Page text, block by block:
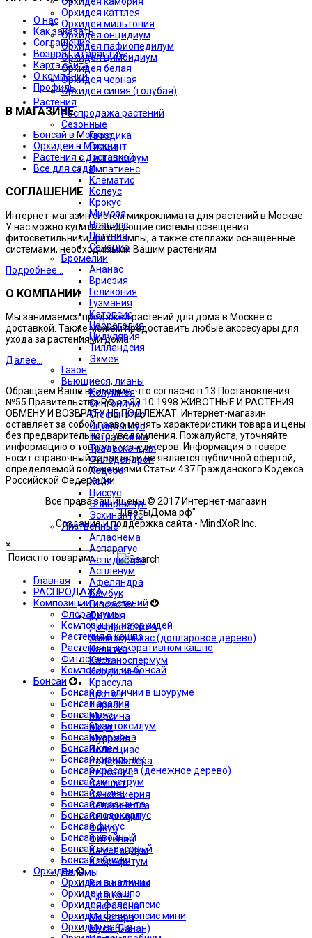
Орхидея каттлея
Орхидея мильтония
Орхидея онцидиум
Орхидея пафиопедилум
Орхидея цимбидиум
Орхидея белая
Орхидея черная
Орхидея синяя (голубая)
Растения
Распродажа растений
Сезонные
Гвоздика
Гиацинт
Гиппеаструм
Импатиенс
Клематис
Колеус
Крокус
Мимоза
Нарцисс
Петуния
Сенецио
Бромелии
Ананас
Вриезия
Геликония
Гузмания
Катопсис
Неорегелия
Нидулярия
Тилландсия
Эхмея
Газон
Вьющиеся, лианы
Колумнея
Сингониум
Стефанотис
Сциндапсус
Тетрастигма
Традесканция
Филодендрон
Хедера
Хойя
Циссус
Эпипремнун
Эсхинантус
Лиственные
Аглаонема
Аспарагус
Аспидистра
Аспленум
Афеляндра
Бамбук
Гипоэстес
Дионея
Диффенбахия
Замиокулькас (долларовое дерево)
Калатея
Кастаноспермум
Кордилина
Крассула
Кротон
Лириопе
Мирсина
Мирт
Муррайя
Полисциас
Радермахера
Рипсалис
Самшит
Сансевиерия
Селагинелла
Сингониум
Фикус
Фиттония
Хамелациум
Хлорофитум
Пальмы
Вашингтония
Драцена
Листовона
Монстера
Муса (Банан)
О нас
Как заказать
Соглашение
Возврат и гарантия
Карта сайта
О компании
Профиль
В МАГАЗИНЕ
Бонсай в Москве
Орхидеи в Москве
Растения с доставкой
Все для сада
СОГЛАШЕНИЕ
Интернет-магазин систем микроклимата для растений в Москве.
У нас можно купить следующие системы освещения:
фитосветильники, фитолампы, а также стеллажи оснащённые
системами, необходимыми Вашим растениям
Подробнее...
О КОМПАНИИ
Мы занимаемся продажей растений для дома в Москве с
доставкой. Также можем предоставить любые акссесуары для
ухода за растениями дома...
Далее...
Обращаем Ваше внимание, что согласно п.13 Постановления
№55 Правительства РФ от 20.10.1998 ЖИВОТНЫЕ И РАСТЕНИЯ
ОБМЕНУ И ВОЗВРАТУ НЕ ПОДЛЕЖАТ. Интернет-магазин
оставляет за собой право менять характеристики товара и цены
без предварительного уведомления. Пожалуйста, уточняйте
информацию о товаре у менеджеров. Информация о товаре
носит справочный характер и не является публичной офертой,
определяемой положениями Статьи 437 Гражданского Кодекса
Российской Федерации.
Все права защищены © 2017 Интернет-магазин
"ЦветыДома.рф"
Создание и поддержка сайта - MindXoR Inc.
×
Главная
РАСПРОДАЖА
Композиции из растений
Флорариумы
Композиции из орхидей
Растения в кашпо
Растения в декоративном кашпо
Фитостены
Композиции из бонсай
Бонсай
Бонсай в наличии в шоуруме
Бонсаи азалия
Бонсаи вяз
Бонсай зантоксилум
Бонсай кармона
Бонсай клен
Бонсай кизильник
Бонсай крассула (денежное дерево)
Бонсай лигуструм
Бонсай олива
Бонсай пираканта
Бонсай подокарпус
Бонсай фикус
Бонсай хвойный
Бонсай цитрусовый
Бонсай яблоня
Орхидеи
Орхидеи в наличии
Орхидеи в кашпо
Орхидея фаленопсис
Орхидея фаленопсис мини
Орхидея ванда